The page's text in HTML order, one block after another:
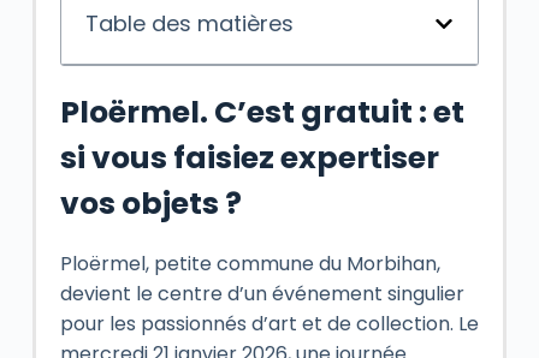
Table des matières
Ploërmel. C’est gratuit : et
si vous faisiez expertiser
vos objets ?
Ploërmel, petite commune du Morbihan,
devient le centre d’un événement singulier
pour les passionnés d’art et de collection. Le